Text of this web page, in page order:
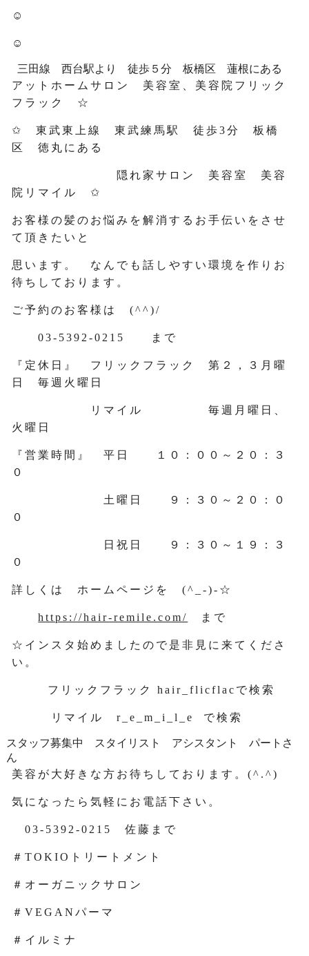
☺
☺
三田線 西台駅より 徒歩５分 板橋区 蓮根にある
アットホームサロン 美容室、美容院フリック
フラック ☆
✩ 東武東上線 東武練馬駅 徒歩3分 板橋
区 徳丸にある
隠れ家サロン 美容室 美容
院リマイル ✩
お客様の髪のお悩みを解消するお手伝いをさせ
て頂きたいと
思います。 なんでも話しやすい環境を作りお
待ちしております。
ご予約のお客様は (^^)/
03-5392-0215 まで
『定休日』 フリックフラック 第２，３月曜
日 毎週火曜日
リマイル 毎週月曜日、
火曜日
『営業時間』 平日 １０：００～２０：３
０
土曜日 ９：３０～２０：０
０
日祝日 ９：３０～１９：３
０
詳しくは ホームページを (^_-)-☆
https://hair-remile.com/ まで
☆インスタ始めましたので是非見に来てくださ
い。
フリックフラック hair_flicflacで検索
リマイル r_e_m_i_l_e で検索
スタッフ募集中 スタイリスト アシスタント パートさ
ん
美容が大好きな方お待ちしております。(^.^)
気になったら気軽にお電話下さい。
03-5392-0215 佐藤まで
＃TOKIOトリートメント
＃オーガニックサロン
＃VEGANパーマ
＃イルミナ